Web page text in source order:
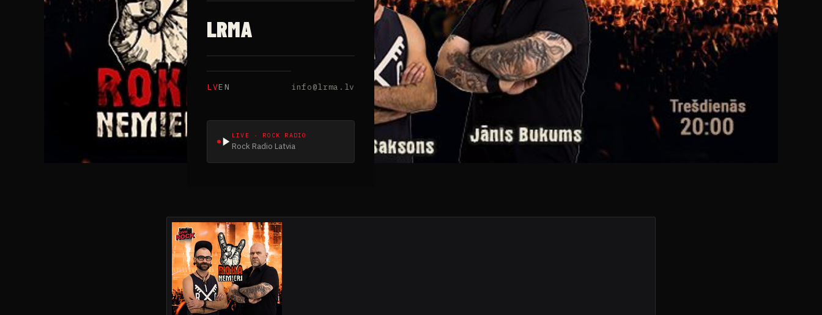
LRMA
LVEN info@lrma.lv
LIVE · ROCK RADIO
Rock Radio Latvia